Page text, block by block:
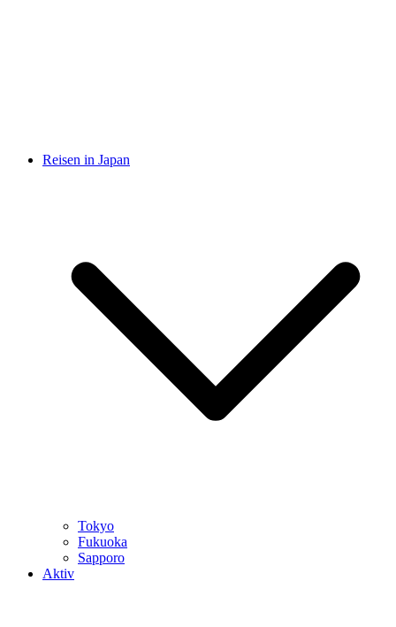
Reisen in Japan
Tokyo
Fukuoka
Sapporo
Aktiv